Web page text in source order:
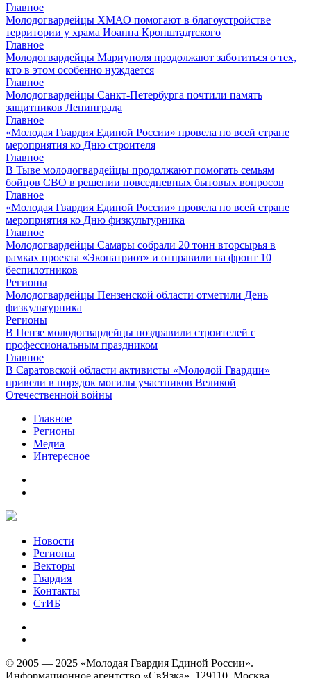
Главное
Молодогвардейцы ХМАО помогают в благоустройстве
территории у храма Иоанна Кронштадтского
Главное
Молодогвардейцы Мариуполя продолжают заботиться о тех,
кто в этом особенно нуждается
Главное
Молодогвардейцы Санкт-Петербурга почтили память
защитников Ленинграда
Главное
«Молодая Гвардия Единой России» провела по всей стране
мероприятия ко Дню строителя
Главное
В Тыве молодогвардейцы продолжают помогать семьям
бойцов СВО в решении повседневных бытовых вопросов
Главное
«Молодая Гвардия Единой России» провела по всей стране
мероприятия ко Дню физкультурника
Главное
Молодогвардейцы Самары собрали 20 тонн вторсырья в
рамках проекта «Экопатриот» и отправили на фронт 10
беспилотников
Регионы
Молодогвардейцы Пензенской области отметили День
физкультурника
Регионы
В Пензе молодогвардейцы поздравили строителей с
профессиональным праздником
Главное
В Саратовской области активисты «Молодой Гвардии»
привели в порядок могилы участников Великой
Отечественной войны
Главное
Регионы
Медиа
Интересное
Новости
Регионы
Векторы
Гвардия
Контакты
СтИБ
© 2005 — 2025 «Молодая Гвардия Единой России».
Информационное агентство «СвЯзка», 129110, Москва,